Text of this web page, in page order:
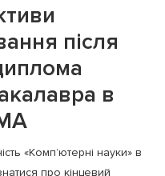
після
в
«Комп’ютерні науки» в
про кінцевий